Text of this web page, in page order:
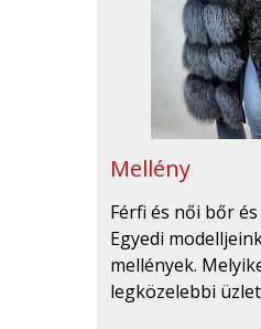
Mellény
Férfi és női bőr
Egyedi
mellények.
legközelebbi